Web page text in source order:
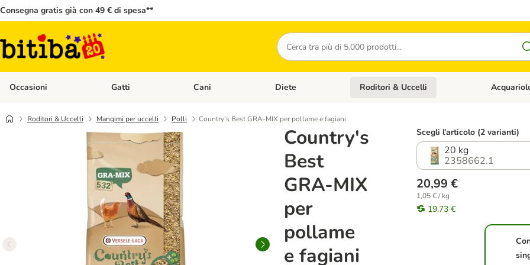
Consegna gratis già con 49 € di spesa**
Cerca
Occasioni Apri Menù Categoria: Occasioni
Gatti Apri Menù Categoria: Gatti
Cani Apri Menù Categoria: Cani
Diete Apri Menù Categoria: Diete
Roditori & Uccelli Apri Menù
Roditori & Uccelli Mangimi per uccelli Polli Country's Best GRA-MIX per pollame e fagiani
Country's
Best
GRA-MIX
per
pollame
e fagiani
Scegli l'articolo (2 varianti)
20 kg
2358662.1
20,99 €
1,05 € / kg
19,73 €